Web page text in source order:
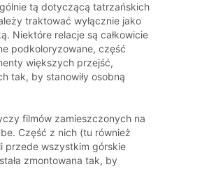
tą dotyczącą tatrzańskich
traktować wyłącznie jako
Niektóre relacje są całkowicie
podkoloryzowane, część
większych przejść,
tak, by stanowiły osobną
filmów zamieszczonych na
Część z nich (tu również
przede wszystkim górskie
zmontowana tak, by